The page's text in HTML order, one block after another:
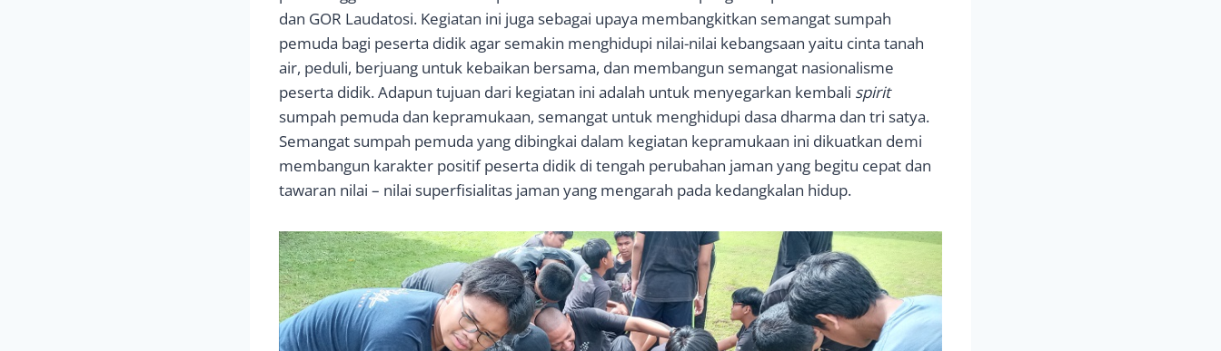
dan GOR Laudatosi. Kegiatan ini juga sebagai upaya membangkitkan semangat sumpah
pemuda bagi peserta didik agar semakin menghidupi nilai-nilai kebangsaan yaitu cinta tanah
air, peduli, berjuang untuk kebaikan bersama, dan membangun semangat nasionalisme
peserta didik. Adapun tujuan dari kegiatan ini adalah untuk menyegarkan kembali spirit
sumpah pemuda dan kepramukaan, semangat untuk menghidupi dasa dharma dan tri satya.
Semangat sumpah pemuda yang dibingkai dalam kegiatan kepramukaan ini dikuatkan demi
membangun karakter positif peserta didik di tengah perubahan jaman yang begitu cepat dan
tawaran nilai – nilai superfisialitas jaman yang mengarah pada kedangkalan hidup.